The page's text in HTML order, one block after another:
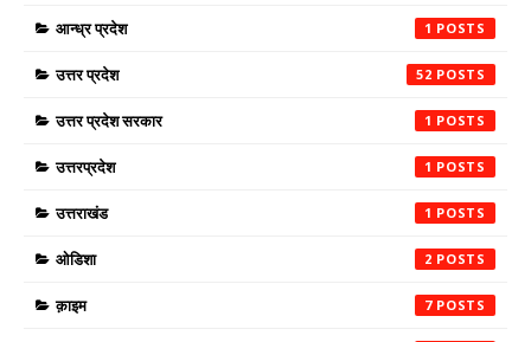
आन्ध्र प्रदेश 1
उत्तर प्रदेश 52
उत्तर प्रदेश सरकार 1
उत्तरप्रदेश 1
उत्तराखंड 1
ओडिशा 2
क़ाइम 7